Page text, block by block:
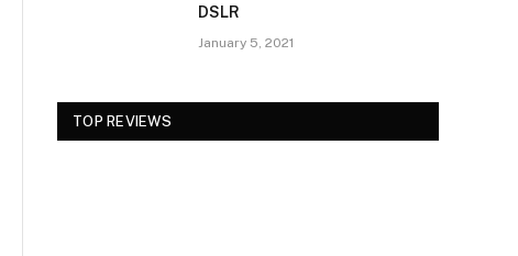
DSLR
January 5, 2021
TOP REVIEWS